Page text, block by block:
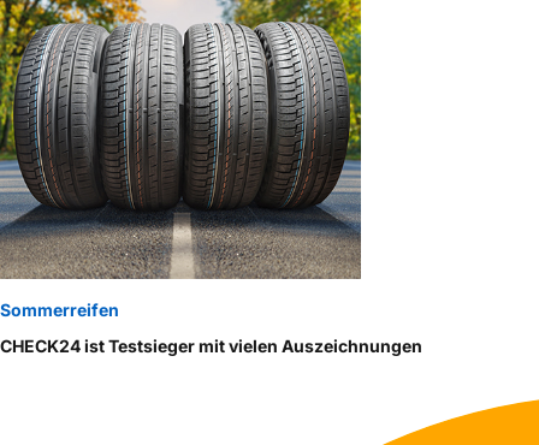
Sommerreifen
CHECK24 ist Testsieger mit vielen Auszeichnungen